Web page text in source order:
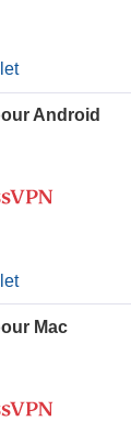
Android
Mac